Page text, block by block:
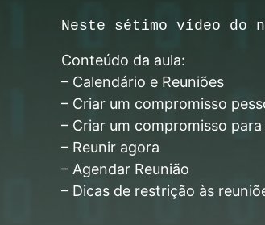
Neste sétimo vídeo do
Conteúdo da aula:
– Calendário e Reuniões
– Criar um compromisso
– Criar um compromisso para
– Reunir agora
– Agendar Reunião
– Dicas de restrição às